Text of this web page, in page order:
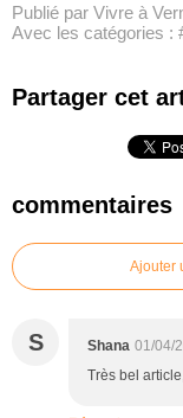
Publié par Vivre à
Avec les catégories :
Partager cet
commentaires
Ajouter
S Shana 01/04/
Très bel